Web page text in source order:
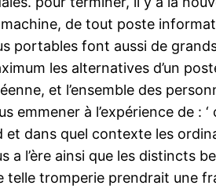
de tout poste
portables font aussi de
les alternatives d’un
et l’ensemble des
emmener à l’expérience de :
et dans quel contexte les
a l’ère ainsi que les distincts
telle tromperie prendrait une